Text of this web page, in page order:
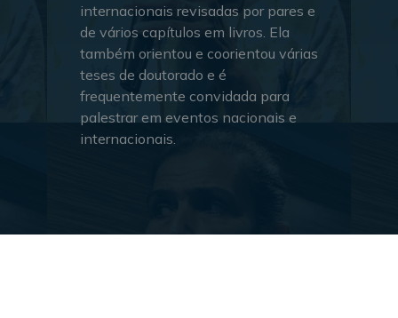
internacionais revisadas por pares e
de vários capítulos em livros. Ela
também orientou e coorientou várias
teses de doutorado e é
frequentemente convidada para
palestrar em eventos nacionais e
internacionais.